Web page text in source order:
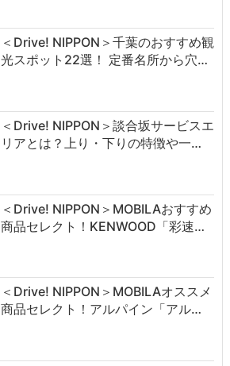
＜Drive! NIPPON＞千葉のおすすめ観
光スポット22選！ 定番名所から穴…
＜Drive! NIPPON＞談合坂サービスエ
リアとは？上り・下りの特徴や一…
＜Drive! NIPPON＞MOBILAおすすめ
商品セレクト！KENWOOD「彩速…
＜Drive! NIPPON＞MOBILAオススメ
商品セレクト！アルパイン「アル…